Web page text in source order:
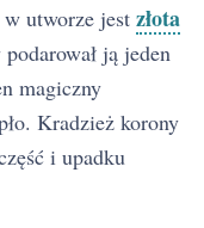
utworze jest złota
ją jeden
magiczny
Kradzież korony
i upadku